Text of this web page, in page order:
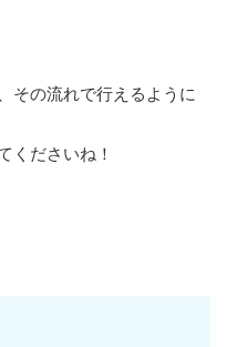
その流れで行えるように
くださいね！